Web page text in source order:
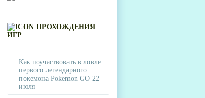
ПРОХОЖДЕНИЯ
ИГР
Как поучаствовать в ловле
первого легендарного
покемона Pokemon GO 22
июля